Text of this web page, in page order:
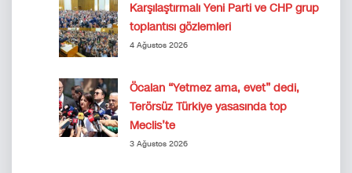
Karşılaştırmalı Yeni Parti ve CHP grup
toplantısı gözlemleri
4 Ağustos 2026
Öcalan “Yetmez ama, evet” dedi,
Terörsüz Türkiye yasasında top
Meclis’te
3 Ağustos 2026